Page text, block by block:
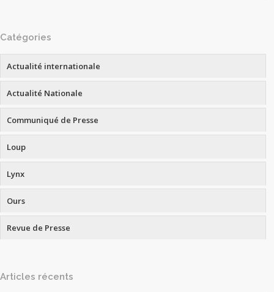
Catégories
Actualité internationale
Actualité Nationale
Communiqué de Presse
Loup
Lynx
Ours
Revue de Presse
Articles récents